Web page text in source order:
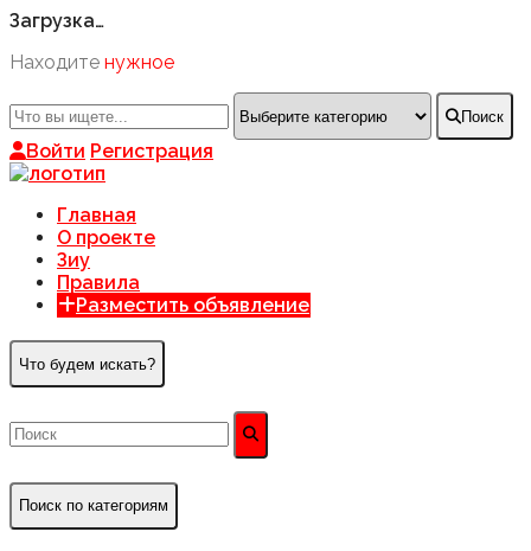
Загрузка…
Находите нужное
Поиск
Войти Регистрация
Главная
О проекте
Зиу
Правила
Разместить объявление
Что будем искать?
Поиск по категориям